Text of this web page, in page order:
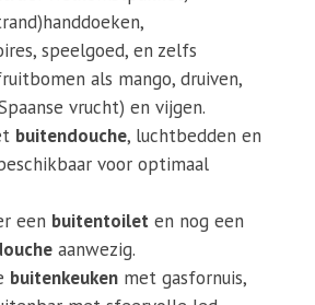
speelgoed, en zelfs
als mango, druiven,
vrucht) en vijgen.
buitendouche, luchtbedden en
voor optimaal
een buitentoileten nog een
aanwezig.
buitenkeukenmet gasfornuis,